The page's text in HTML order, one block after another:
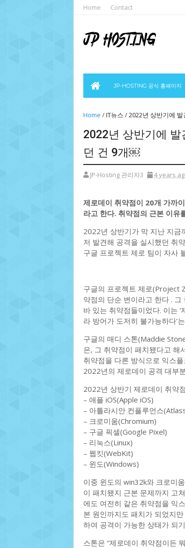
Home Contact
JP-HOSTING 공식 홈페이지
Home /IT뉴스 /2022년 상반기에
2022년 상반기에
던 건 9개￼
JP-Hosting 관리자3 4 years
제로데이 취약점이 20개 가까
라고 한다. 취약점의 근본 이유
2022년 상반기가 막 지난 지금
저 발견해 공격을 실시했던 취
구글 프로젝트 제로 팀이 자사
구글의 프로젝트 제로(Project
약점의 단순 변이라고 한다 .
바 있는 취약점들이었다. 이는
라 방어가 도저히 불가능하다’
구글의 매디 스톤(Maddie
은, 그 취약점이 패치됐다고 해
취약점을 다른 방식으로 익스
2022년의 제로데이 공격 대부
2022년 상반기 제로데이 취약
– 애플 iOS(Apple iOS)
– 아틀라시안 컨플루언스
– 크로미움(Chromium)
– 구글 픽셀(Google Pixel)
– 리눅스(Linux)
– 웹킷(WebKit)
– 윈도(Windows)
이중 윈도의 win32k와 크로미
이 패치됐지 근본 문제까지 고
에도 여전히 같은 취약점을 익
본 원인까지도 패치가 되었지
하여 공격이 가능한 상태가 되
스톤은 “제로데이 취약점이든